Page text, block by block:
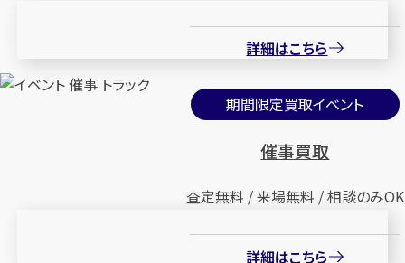
詳細はこちら
期間限定買取イベント
催事買取
査定無料 / 来場無料 / 相談のみOK
詳細はこちら